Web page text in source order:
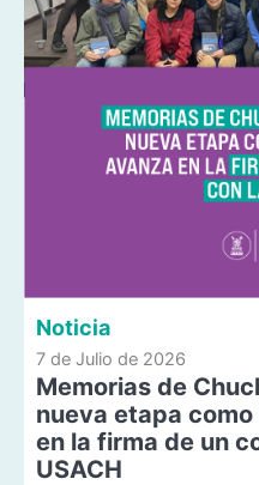
Noticia
7 de Julio de 2026
Memorias de
nueva etapa
en la firma de un
USACH